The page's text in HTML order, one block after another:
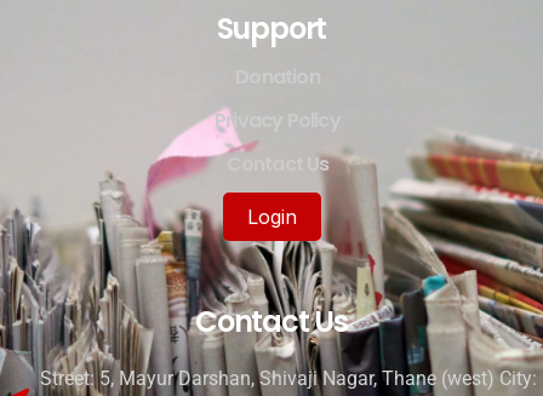
Support
Privacy Policy
Contact Us
Login
Contact Us
Street: 5, Mayur Darshan, Shivaji Nagar, Thane (west) City: